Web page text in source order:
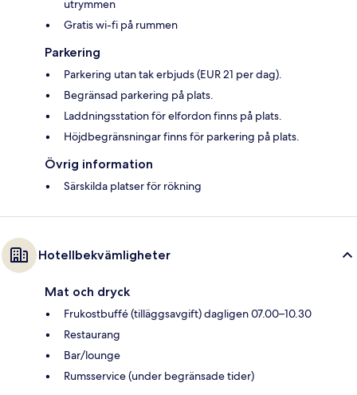
utrymmen
Gratis wi-fi på rummen
Parkering
Parkering utan tak erbjuds (EUR 21 per dag).
Begränsad parkering på plats.
Laddningsstation för elfordon finns på plats.
Höjdbegränsningar finns för parkering på plats.
Övrig information
Särskilda platser för rökning
Hotellbekvämligheter
Mat och dryck
Frukostbuffé (tilläggsavgift) dagligen 07.00–10.30
Restaurang
Bar/lounge
Rumsservice (under begränsade tider)